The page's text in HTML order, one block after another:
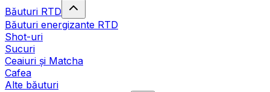
Băuturi RTD
Băuturi energizante RTD
Shot-uri
Sucuri
Ceaiuri și Matcha
Cafea
Alte băuturi